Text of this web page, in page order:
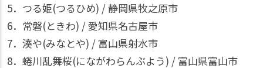
5．つる姫(つるひめ) / 静岡県牧之原市
6．常磐(ときわ) / 愛知県名古屋市
7．湊や(みなとや) / 富山県射水市
8．蜷川乱舞桜(にながわらんぶよう) / 富山県富山市